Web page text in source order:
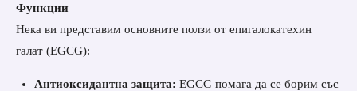
Функции
Нека ви представим основните ползи от епигалокатехин
галат (EGCG):
Антиоксидантна защита: EGCG помага да се борим със